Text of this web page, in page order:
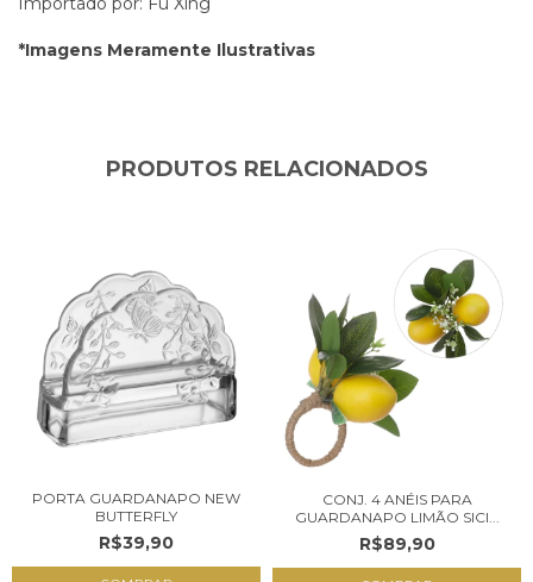
*Imagens Meramente Ilustrativas
PRODUTOS RELACIONADOS
PORTA GUARDANAPO NEW
BUTTERFLY
R$39,90
CONJ. 4 ANÉIS PARA
GUARDANAPO LIMÃO SICI...
R$89,90